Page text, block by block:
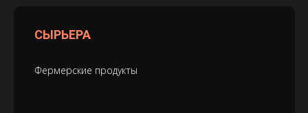
СЫРЬЕРА
Фермерские продукты